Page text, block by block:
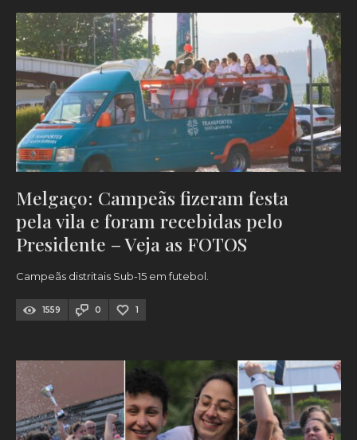
Melgaço: Campeãs fizeram festa
pela vila e foram recebidas pelo
Presidente – Veja as FOTOS
Campeãs distritais Sub-15 em futebol.
1559 0 1